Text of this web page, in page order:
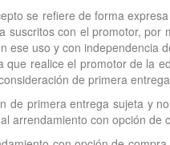
se refiere de forma
suscritos con el promotor,
ese uso y con
que realice el promotor de la
de primera
de primera entrega sujeta y
arrendamiento con opción de